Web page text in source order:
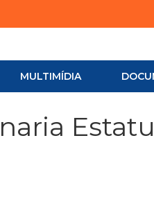
MULTIMÍDIA